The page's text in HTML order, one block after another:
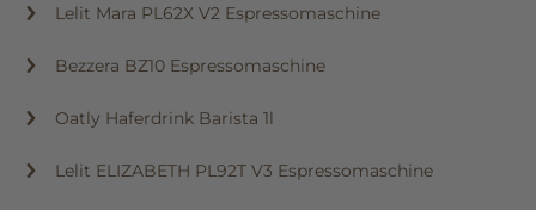
Lelit Mara PL62X V2 Espressomaschine
Bezzera BZ10 Espressomaschine
Oatly Haferdrink Barista 1l
Lelit ELIZABETH PL92T V3 Espressomaschine